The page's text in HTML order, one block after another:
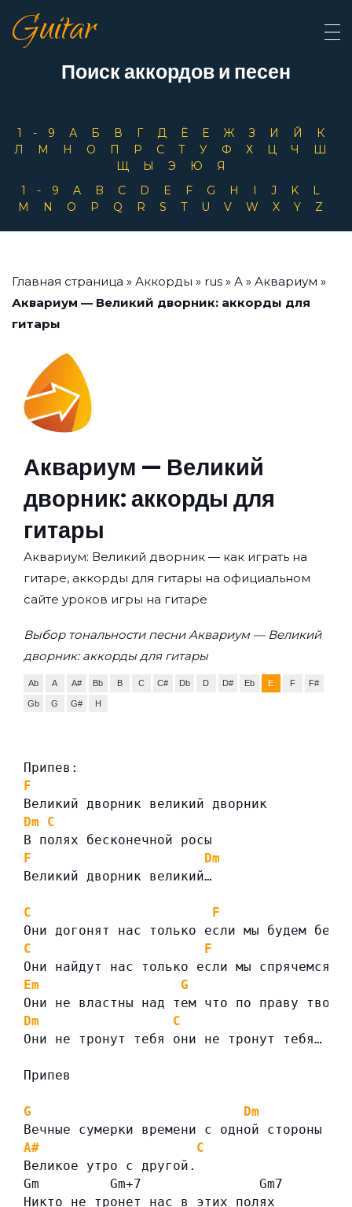
Guitar
Поиск аккордов и песен
1-9 А Б В Г Д Ё Е Ж З И Й
К
Л
М Н О П Р С Т У Ф Х Ц Ч
Ш
Щ
Ы Э Ю
Я
1-9
A B C D E F G H I J K
L
M
N O P Q R S T U V W X Y Z
Главная страница » Аккорды » rus » А » Аквариум »
Аквариум — Великий дворник: аккорды для
гитары
Аквариум — Великий
дворник: аккорды для
гитары
Аквариум: Великий дворник — как играть на
гитаре, аккорды для гитары на официальном
сайте уроков игры на гитаре
Выбор тональности песни Аквариум — Великий
дворник: аккорды для гитары
Ab A A# Bb B C C# Db D D# Eb E F F#
Gb G G# H
Припев:
F
Великий дворник великий дворник
Dm
C
В полях бесконечной росы
F
Dm
Великий дворник великий…
C
F
Они догонят нас только если мы будем
C
F
Они найдут нас только если мы спрячемся
Em
G
Они не властны над тем что по праву твое
Dm
C
Они не тронут тебя они не тронут тебя…
Припев
G
Dm
Вечные сумерки времени с одной стороны
A#
C
Великое утро с другой.
Gm         Gm+7               Gm7
Никто не тронет нас в этих полях